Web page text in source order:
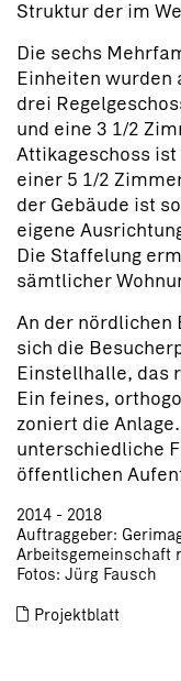
Struktur der im
Die sechs
Einheiten wurden
drei
und eine 3 1/2
Attikageschoss
einer 5 1/2
der Gebäude ist
eigene
Die Staffelung
sämtlicher
An der nördlichen
sich die
Einstellhalle, das
Ein feines,
zoniert die
unterschiedliche
öffentlichen
2014 - 2018
Auftraggeber:
Arbeitsgemeinschaft
Fotos: Jürg Fausch
Projektblatt